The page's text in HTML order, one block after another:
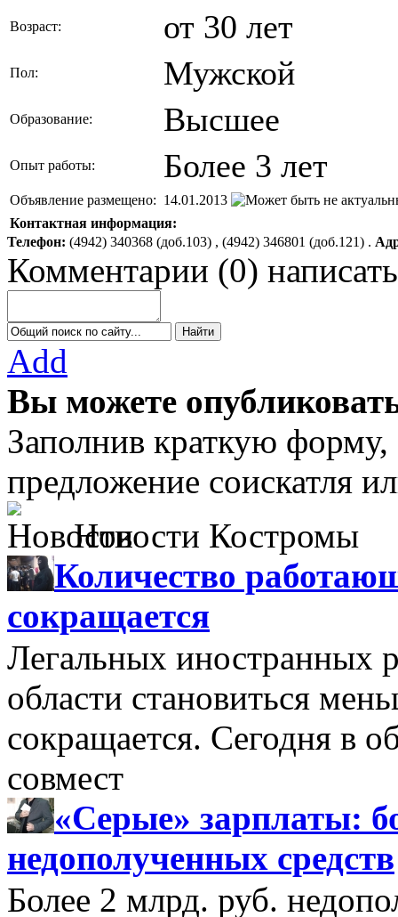
Возраст: от 30 лет
Пол: Мужской
Образование: Высшее
Опыт работы: Более 3 лет
Объявление размещено: 14.01.2013
Контактная информация:
Телефон: (4942) 340368 (доб.103) , (4942) 346801 (доб.121) .
Комментарии (0) написать
Add
Вы можете
Заполнив краткую
предложение соискатля
Новости Костромы
Количество
сокращается
Легальных иностранных
области становиться
сокращается. Сегодня в
совмест
«Серые» зарплаты:
недополученных средств
Более 2 млрд. руб.